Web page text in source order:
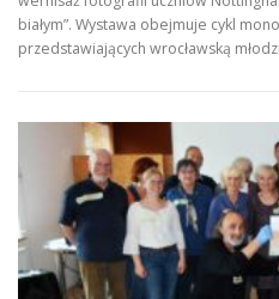
białym”. Wystawa obejmuje cykl
przedstawiających wrocławską